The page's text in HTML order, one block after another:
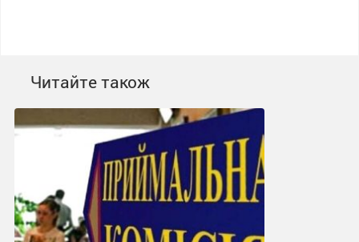
Читайте також